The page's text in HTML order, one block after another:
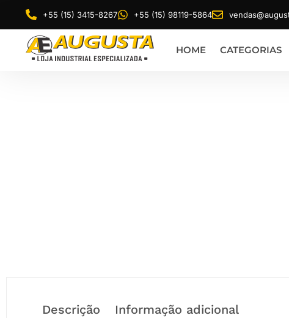
+55 (15) 3415-8267 +55 (15) 98119-5864
HOME CATEGORIAS
Descrição Informação adicional